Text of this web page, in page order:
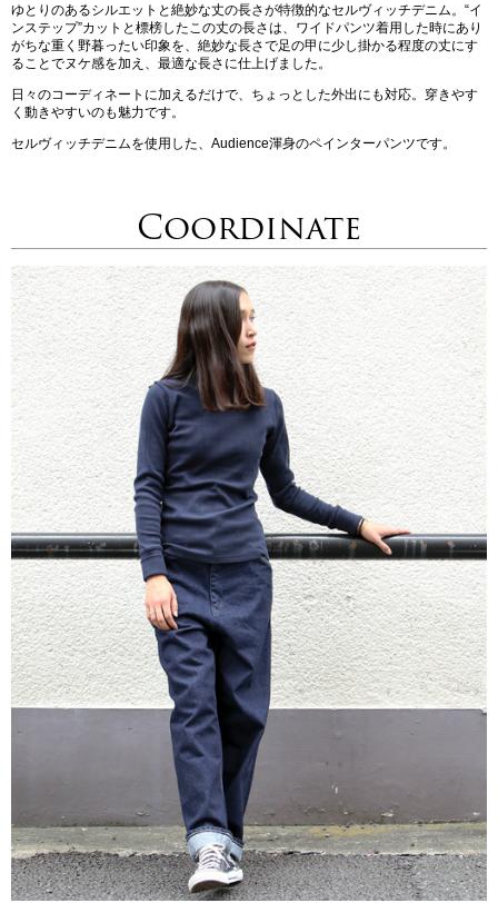
ゆとりのあるシルエットと絶妙な丈の長さが特徴的なセルヴィッチデニム。“イ
ンステップ”カットと標榜したこの丈の長さは、ワイドパンツ着用した時にあり
がちな重く野暮ったい印象を、絶妙な長さで足の甲に少し掛かる程度の丈にす
ることでヌケ感を加え、最適な長さに仕上げました。
日々のコーディネートに加えるだけで、ちょっとした外出にも対応。穿きやす
く動きやすいのも魅力です。
セルヴィッチデニムを使用した、Audience渾身のペインターパンツです。
Coordinate